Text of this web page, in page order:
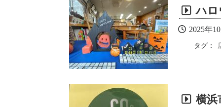
ハロ
2025年
タグ：
横浜